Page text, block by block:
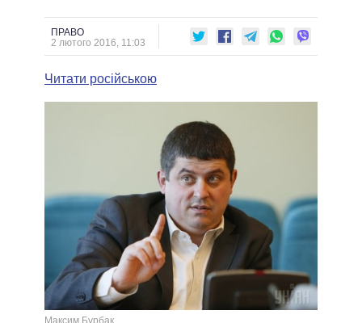
ДАЙДЖЕСТИ
ВЕРХОВНА РАДА
КАБІНЕТ МІНІСТРІВ
МЕРИ МІСТ
ПІДТРИМАТИ
ПОРІВНЯННЯ ПОЛІТИКІВ
ПРАВО
2 лютого 2016, 11:03
Читати російською
Максим Бурбак